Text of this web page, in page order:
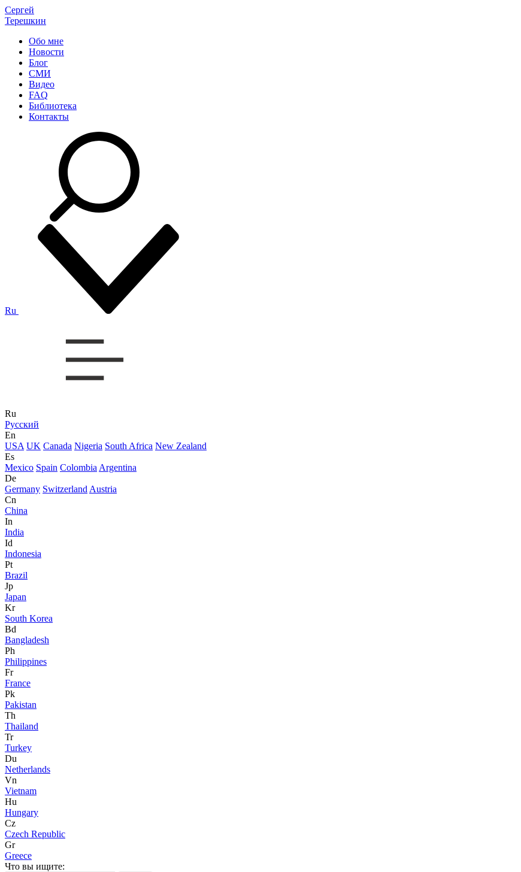
Сергей
Терешкин
Обо мне
Новости
Блог
СМИ
Видео
FAQ
Библиотека
Контакты
Ru
Ru
Русский
En
USA UK Canada Nigeria South Africa New Zealand
Es
Mexico Spain Colombia Argentina
De
Germany Switzerland Austria
Cn
China
In
India
Id
Indonesia
Pt
Brazil
Jp
Japan
Kr
South Korea
Bd
Bangladesh
Ph
Philippines
Fr
France
Pk
Pakistan
Th
Thailand
Tr
Turkey
Du
Netherlands
Vn
Vietnam
Hu
Hungary
Cz
Czech Republic
Gr
Greece
Что вы ищите: